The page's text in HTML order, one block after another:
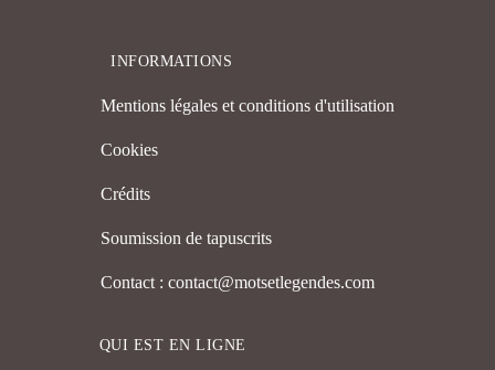
INFORMATIONS
Mentions légales et conditions d'utilisation
Cookies
Crédits
Soumission de tapuscrits
Contact : contact@motsetlegendes.com
QUI EST EN LIGNE